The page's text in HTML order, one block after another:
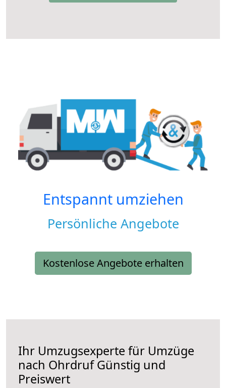
Entspannt umziehen
Persönliche Angebote
Kostenlose Angebote erhalten
Ihr Umzugsexperte für Umzüge
nach OhrdrufGünstig und
Preiswert